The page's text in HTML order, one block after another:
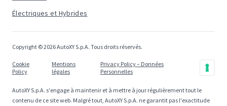
Électriques et Hybrides
Copyright © 2026 AutoXY S.p.A. Tous droits réservés.
Cookie
Policy
Mentions
légales
Privacy Policy – Données
Personnelles
AutoXY S.p.A. s'engage à maintenir et à mettre à jour régulièrement tout le
contenu de ce site web. Malgré tout, AutoXY S.p.A. ne garantit pas l'exactitude